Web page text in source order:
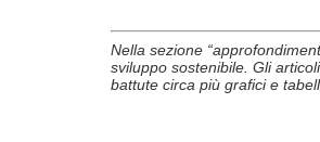
Nella sezione
sviluppo sostenibile. Gli
battute circa più grafici e